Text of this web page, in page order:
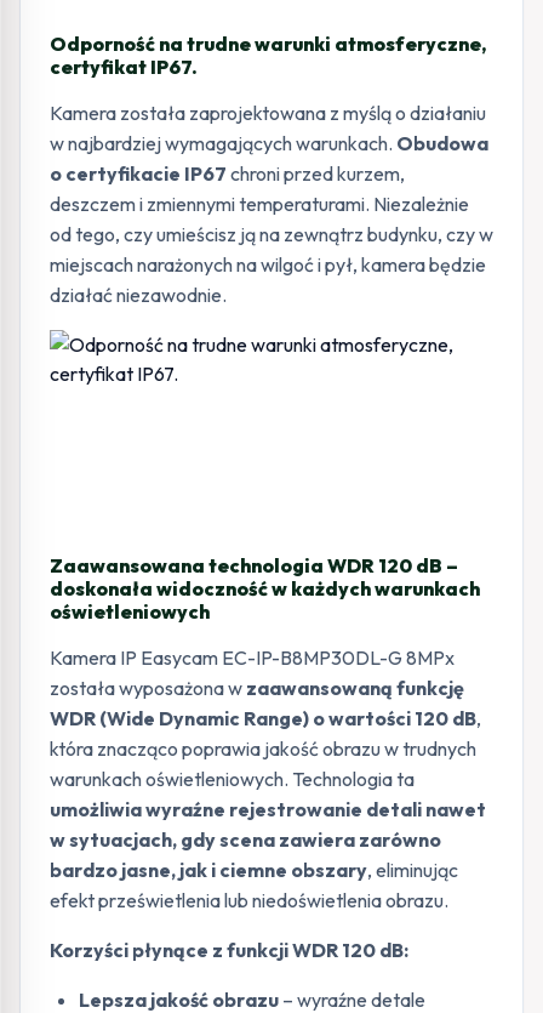
Odporność na trudne warunki atmosferyczne,
certyfikat IP67.
Kamera została zaprojektowana z myślą o działaniu
w najbardziej wymagających warunkach. Obudowa
o certyfikacie IP67 chroni przed kurzem,
deszczem i zmiennymi temperaturami. Niezależnie
od tego, czy umieścisz ją na zewnątrz budynku, czy w
miejscach narażonych na wilgoć i pył, kamera będzie
działać niezawodnie.
Zaawansowana technologia WDR 120 dB –
doskonała widoczność w każdych warunkach
oświetleniowych
Kamera IP Easycam EC-IP-B8MP30DL-G 8MPx
została wyposażona w zaawansowaną funkcję
WDR (Wide Dynamic Range) o wartości 120 dB,
która znacząco poprawia jakość obrazu w trudnych
warunkach oświetleniowych. Technologia ta
umożliwia wyraźne rejestrowanie detali nawet
w sytuacjach, gdy scena zawiera zarówno
bardzo jasne, jak i ciemne obszary, eliminując
efekt prześwietlenia lub niedoświetlenia obrazu.
Korzyści płynące z funkcji WDR 120 dB:
Lepsza jakość obrazu – wyraźne detale